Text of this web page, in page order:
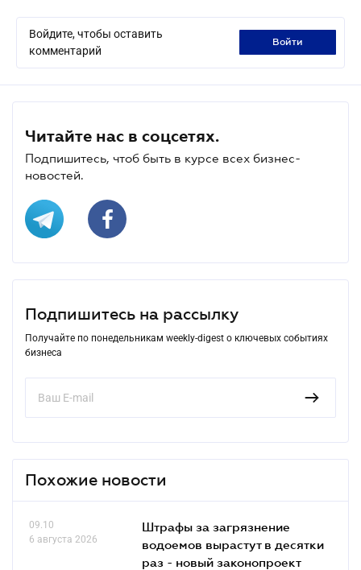
Войдите, чтобы оставить
комментарий
войти
Читайте нас в соцсетях.
Подпишитесь, чтоб быть в курсе всех бизнес-
новостей.
Подпишитесь на рассылку
Получайте по понедельникам weekly-digest о ключевых событиях
бизнеса
Похожие новости
09.10
6 августа 2026
Штрафы за загрязнение
водоемов вырастут в десятки
раз - новый законопроект